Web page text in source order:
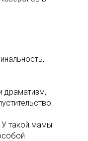
драматизм,
такой мамы